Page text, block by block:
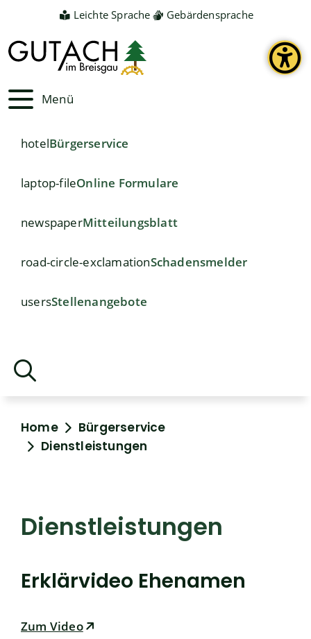
Leichte Sprache Gebärdensprache
Menü
hotelBürgerservice
laptop-fileOnline Formulare
newspaperMitteilungsblatt
road-circle-exclamationSchadensmelder
usersStellenangebote
Home
Bürgerservice
Dienstleistungen
Dienstleistungen
Erklärvideo Ehenamen
Zum Video